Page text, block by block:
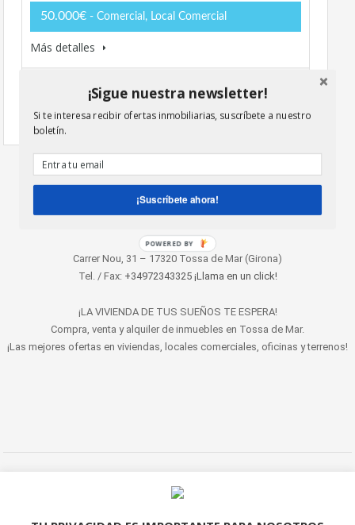
50.000€ - Comercial, Local Comercial
Más detalles
Carrer Nou, 31 – 17320 Tossa de Mar (Girona)
Tel. / Fax: +34972343325 ¡Llama en un click!
¡LA VIVIENDA DE TUS SUEÑOS TE ESPERA!
Compra, venta y alquiler de inmuebles en Tossa de Mar.
¡Las mejores ofertas en viviendas, locales comerciales, oficinas y terrenos!
¡Sigue nuestra newsletter!
Si te interesa recibir ofertas inmobiliarias, suscríbete a nuestro
boletín.
¡Suscríbete ahora!
POWERED BY